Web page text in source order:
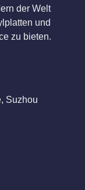
der Welt
und
zu bieten.
Suzhou